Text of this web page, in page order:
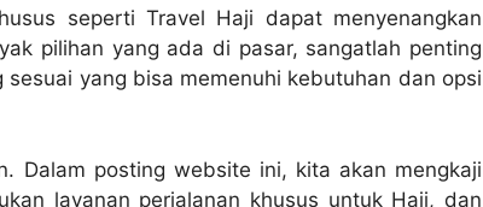
seperti Travel Haji dapat menyenangkan
pilihan yang ada di pasar, sangatlah penting
yang bisa memenuhi kebutuhan dan opsi
Dalam posting website ini, kita akan mengkaji
layanan perjalanan khusus untuk Haji, dan